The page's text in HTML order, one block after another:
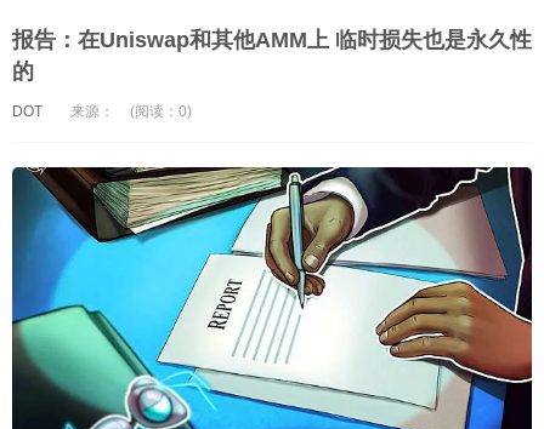
报告：在Uniswap和其他AMM上 临时损失也是永久性
的
DOT 来源： (阅读：0)